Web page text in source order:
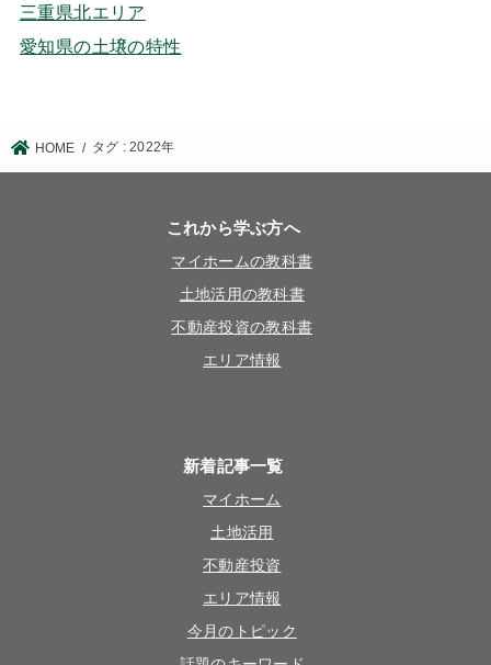
三重県北エリア
愛知県の土壌の特性
HOME タグ : 2022年
これから学ぶ方へ
マイホームの教科書
土地活用の教科書
不動産投資の教科書
エリア情報
新着記事一覧
マイホーム
土地活用
不動産投資
エリア情報
今月のトピック